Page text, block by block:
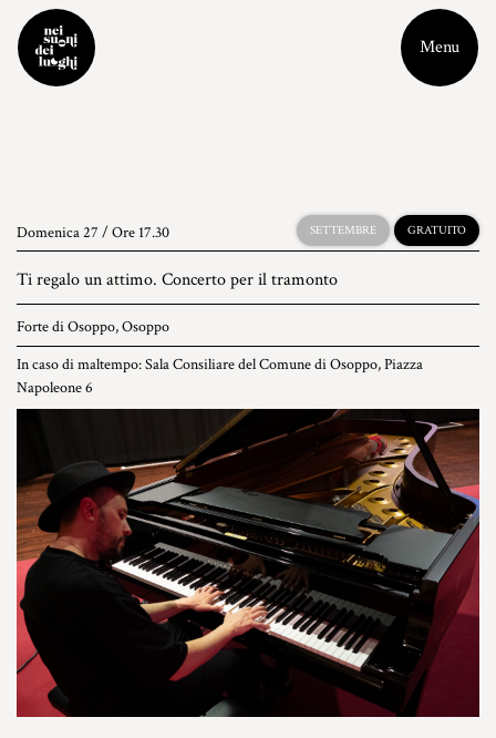
Menu
Domenica 27 / Ore 17.30 SETTEMBRE GRATUITO
Ti regalo un attimo. Concerto per il tramonto
Forte di Osoppo, Osoppo
In caso di maltempo: Sala Consiliare del Comune di Osoppo, Piazza
Napoleone 6